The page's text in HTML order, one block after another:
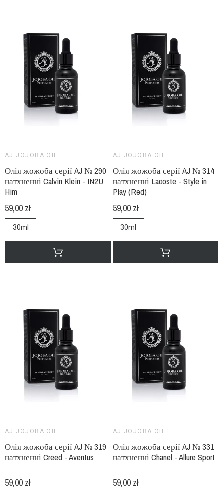
AJ JOJOBA OIL
Олія жожоба серії AJ № 290
натхненні Calvin Klein - IN2U
Him
59,00 zł
30ml
AJ JOJOBA OIL
Олія жожоба серії AJ № 314
натхненні Lacoste - Style in
Play (Red)
59,00 zł
30ml
AJ JOJOBA OIL
Олія жожоба серії AJ № 319
натхненні Creed - Aventus
59,00 zł
AJ JOJOBA OIL
Олія жожоба серії AJ № 331
натхненні Chanel - Allure Sport
59,00 zł